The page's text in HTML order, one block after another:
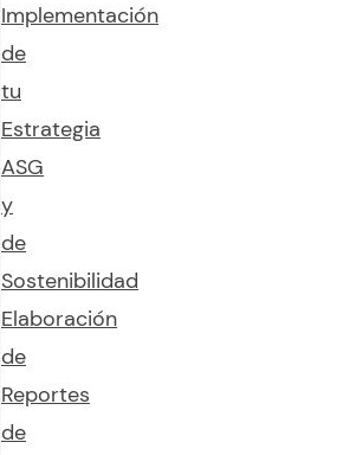
Implementación
de
tu
Estrategia
ASG
y
de
Sostenibilidad
Elaboración
de
Reportes
de